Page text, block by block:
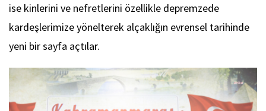
ise kinlerini ve nefretlerini özellikle depremzede
kardeşlerimize yönelterek alçaklığın evrensel tarihinde
yeni bir sayfa açtılar.